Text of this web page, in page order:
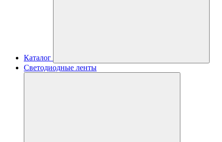
Каталог
Светодиодные ленты